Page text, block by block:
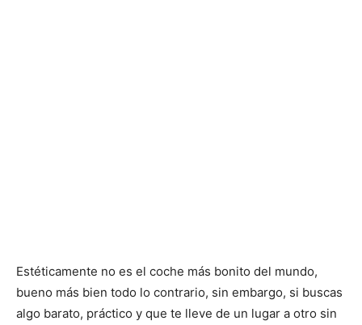
Estéticamente no es el coche más bonito del mundo,
bueno más bien todo lo contrario, sin embargo, si buscas
algo barato, práctico y que te lleve de un lugar a otro sin